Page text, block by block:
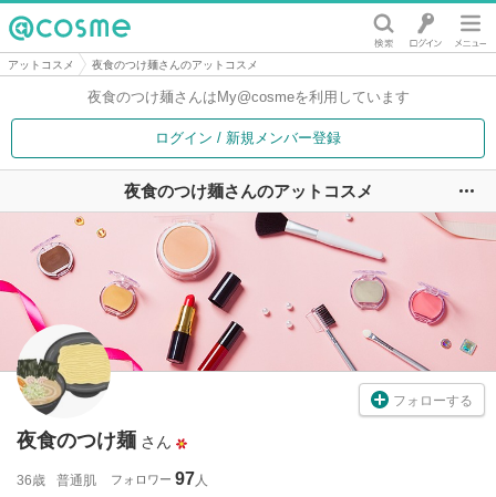
@cosme
アットコスメ 夜食のつけ麺さんのアットコスメ
夜食のつけ麺さんは My@cosmeを利用しています
ログイン / 新規メンバー登録
夜食のつけ麺さんのアットコスメ
フォローする
夜食のつけ麺 さん
36歳 普通肌 フォロワー 97